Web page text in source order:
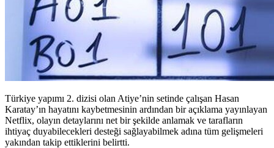
Türkiye yapımı 2. dizisi olan Atiye’nin setinde çalışan Hasan
Karatay’ın hayatını kaybetmesinin ardından bir açıklama yayınlayan
Netflix, olayın detaylarını net bir şekilde anlamak ve tarafların
ihtiyaç duyabilecekleri desteği sağlayabilmek adına tüm gelişmeleri
yakından takip ettiklerini belirtti.